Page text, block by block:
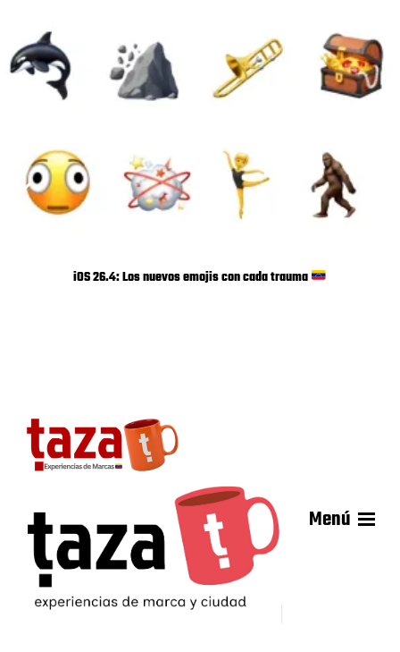
iOS 26.4: Los nuevos emojis con cada trauma
Menú